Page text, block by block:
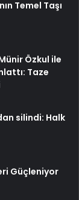
Temel Taşı
Özkul ile
Taze
silindi: Halk
Güçleniyor